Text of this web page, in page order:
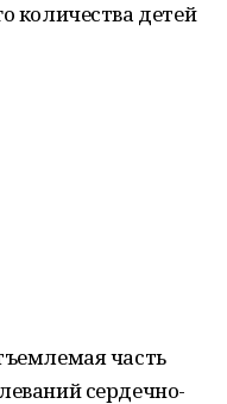
количества детей
часть
сердечно-